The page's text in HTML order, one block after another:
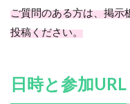
ご質問のある方は、掲示
投稿ください。
日時と参加URL